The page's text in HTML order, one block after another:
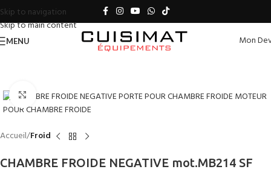
Skip to navigation
Skip to main content
MENU Mon
Click to enlarge
Accueil Froid
CHAMBRE FROIDE NEGATIVE mot.MB214 SF